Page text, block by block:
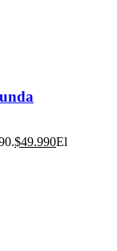
$49.990El